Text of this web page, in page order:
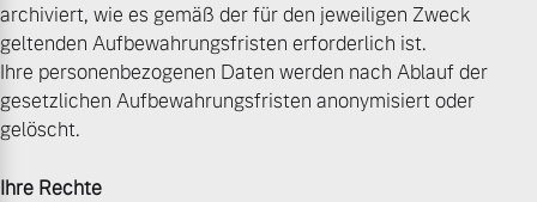
archiviert, wie es gemäß der für den jeweiligen Zweck
geltenden Aufbewahrungsfristen erforderlich ist.
Ihre personenbezogenen Daten werden nach Ablauf der
gesetzlichen Aufbewahrungsfristen anonymisiert oder
gelöscht.
Ihre Rechte